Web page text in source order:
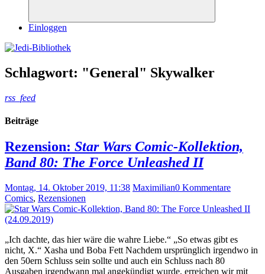
Suchen
Einloggen
Schlagwort: "General" Skywalker
rss_feed
Beiträge
Rezension: Star Wars Comic-Kollektion,
Band 80: The Force Unleashed II
Montag, 14. Oktober 2019, 11:38 Maximilian0 Kommentare
Comics, Rezensionen
„Ich dachte, das hier wäre die wahre Liebe.“ „So etwas gibt es
nicht, X.“ Xasha und Boba Fett Nachdem ursprünglich irgendwo in
den 50ern Schluss sein sollte und auch ein Schluss nach 80
Ausgaben irgendwann mal angekündigt wurde, erreichen wir mit